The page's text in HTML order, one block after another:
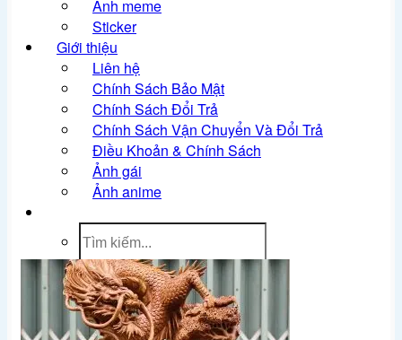
Ảnh meme
Sticker
Giới thiệu
Liên hệ
Chính Sách Bảo Mật
Chính Sách Đổi Trả
Chính Sách Vận Chuyển Và Đổi Trả
Điều Khoản & Chính Sách
Ảnh gái
Ảnh anime
Tìm
kiếm: